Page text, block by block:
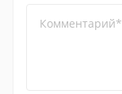
Комментарий*